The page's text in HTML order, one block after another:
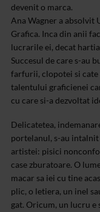
devenit o marca.
Ana Wagner a absolvit
Grafica. Inca din anii
lucrarile ei, decat
Succesul de care s-au
farfurii, clopotei si cate
talentului graficienei
cu care si-a dezvoltat
Delicatetea,
portelanul, s-au
artistei: pisici
case zburatoare. O
macar sa iei cu tine
plic, o letiera, un inel
gat. Oricum, un lucru e